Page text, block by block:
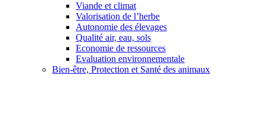
Viande et climat
Valorisation de l’herbe
Autonomie des élevages
Qualité air, eau, sols
Economie de ressources
Evaluation environnementale
Bien-être, Protection et Santé des animaux